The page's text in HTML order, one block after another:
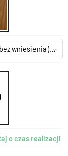
wniesienia(+199,00 zł)
o czas realizacji